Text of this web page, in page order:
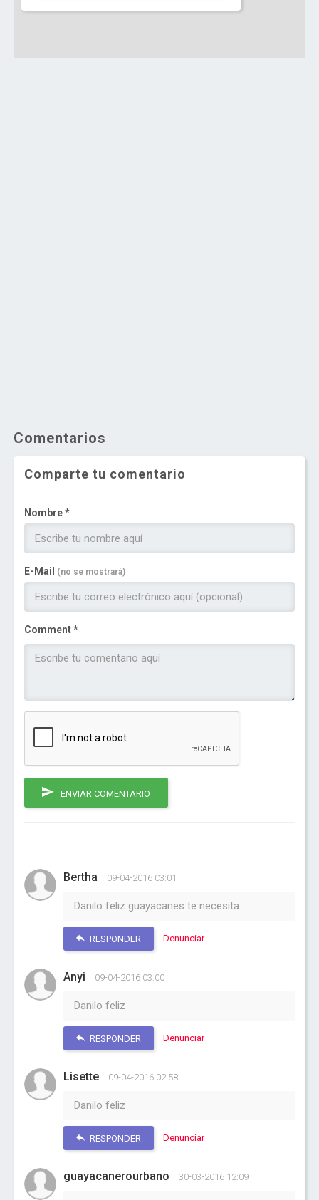
Comentarios
Comparte tu comentario
Nombre *
E-Mail (no se mostrará)
Comment *
ENVIAR COMENTARIO
Bertha 09-04-2016 03:01
Danilo feliz guayacanes te necesita
RESPONDER Denunciar
Anyi 09-04-2016 03:00
Danilo feliz
RESPONDER Denunciar
Lisette 09-04-2016 02:58
Danilo feliz
RESPONDER Denunciar
guayacanerourbano 30-03-2016 12:09